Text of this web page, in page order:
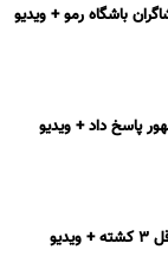
باشگاه رمو + ویدیو
پاسخ داد + ویدیو